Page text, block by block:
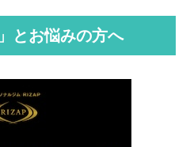
とお悩みの方へ